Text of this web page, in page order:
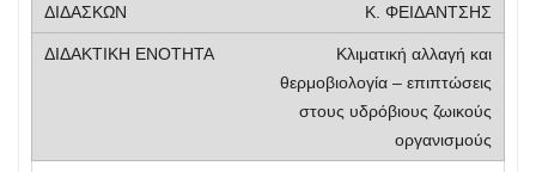
Κ. ΦΕΙΔΑΝΤΣΗΣ
Κλιματική αλλαγή και
θερμοβιολογία – επιπτώσεις
στους υδρόβιους ζωικούς
οργανισμούς